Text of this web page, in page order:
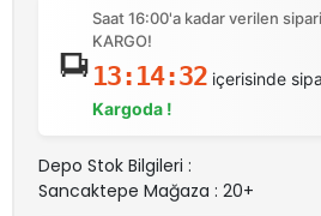
Saat 16:00'a kadar verilen
KARGO!
13:14:32içerisinde
Kargoda !
Depo Stok Bilgileri :
Sancaktepe Mağaza : 20+